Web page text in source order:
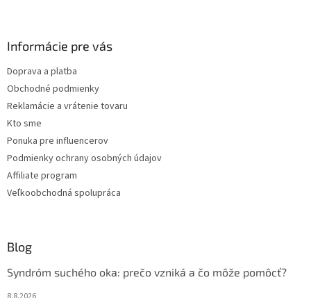
Informácie pre vás
Doprava a platba
Obchodné podmienky
Reklamácie a vrátenie tovaru
Kto sme
Ponuka pre influencerov
Podmienky ochrany osobných údajov
Affiliate program
Veľkoobchodná spolupráca
Blog
Syndróm suchého oka: prečo vzniká a čo môže pomôcť?